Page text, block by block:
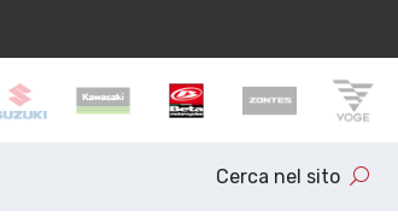
Cerca nel sito